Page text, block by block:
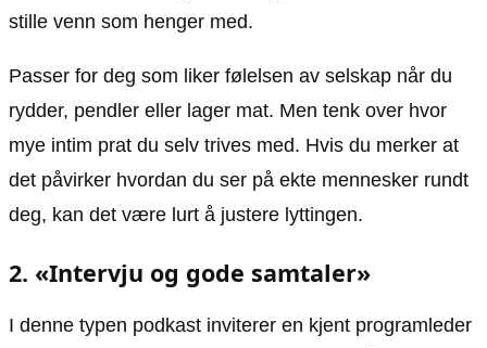
stille venn som henger med.
Passer for deg som liker følelsen av selskap når du
rydder, pendler eller lager mat. Men tenk over hvor
mye intim prat du selv trives med. Hvis du merker at
det påvirker hvordan du ser på ekte mennesker rundt
deg, kan det være lurt å justere lyttingen.
2. «Intervju og gode samtaler»
I denne typen podkast inviterer en kjent programleder